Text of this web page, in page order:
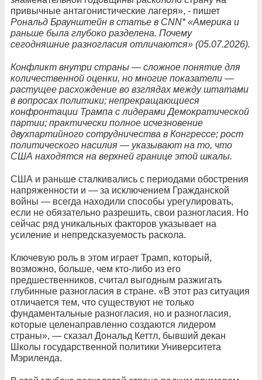
привычные антагонистические лагеря», - пишет
Рональд Браунштейн в статье в CNN* «Америка и
раньше была глубоко разделена. Почему
сегодняшние разногласия отличаются» (05.07.2026).
Конфликт внутри страны — сложное понятие для
количественной оценки, но многие показатели —
растущее расхождение во взглядах между штатами
в вопросах политики; непрекращающиеся
конфронтации Трампа с лидерами Демократической
партии; практически полное исчезновение
двухпартийного сотрудничества в Конгрессе; рост
политического насилия — указывают на то, что
США находятся на верхней границе этой шкалы.
США и раньше сталкивались с периодами обострения
напряженности и — за исключением Гражданской
войны — всегда находили способы урегулировать,
если не обязательно разрешить, свои разногласия. Но
сейчас ряд уникальных факторов указывает на
усиление и непредсказуемость раскола.
Ключевую роль в этом играет Трамп, который,
возможно, больше, чем кто-либо из его
предшественников, считал выгодным разжигать
глубинные разногласия в стране. «В этот раз ситуация
отличается тем, что существуют не только
фундаментальные разногласия, но и разногласия,
которые целенаправленно создаются лидером
страны», — сказал Дональд Кеттл, бывший декан
Школы государственной политики Университета
Мэриленда.